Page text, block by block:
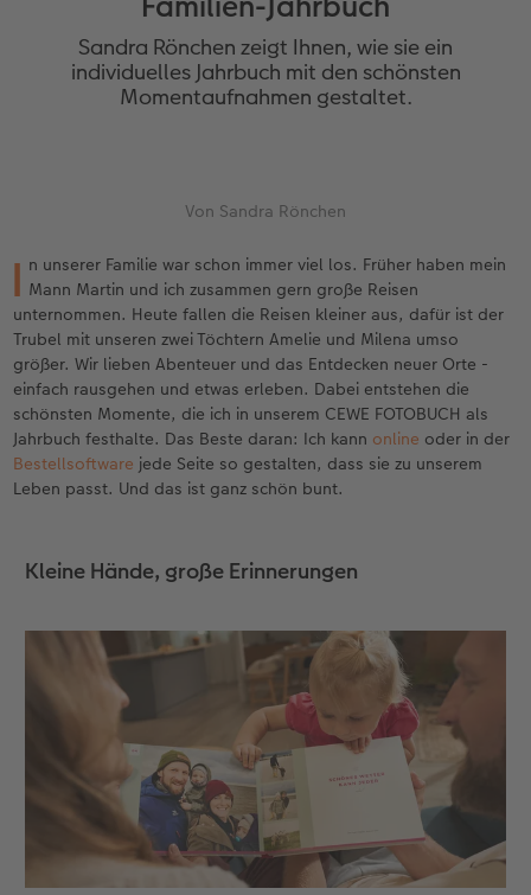
Jahrbuch gestalten
CEWE FOTOBUCH Kids
Foto-Kochbuch
Kundenbeispiele
Webinare
CEWE myPhotos
Anleitungen & Hilfe
Inspiration
Aktionen
Nature Prints
Bilderboxen
Sofortfotos
Fotos digitalisieren
CEWE myPhotos
Neuheiten
Extras
Photo Streetmap Poster
Acrylglas
Gallery Print
hexxas
Willkommensschild
Wandgestaltung
im Wunschformat
Neuheiten
Aktionen
Dankeskarten Kommunion
Dankeskarten
Klappkarten
Fotokarten
Postkarten
Karte mit Einsteckfoto
Digitale Grußkarte
CEWE myPhotos
Aktionen
Schule & Büro
Foto-Geschenkbox
Haustierwelt
Geschenkideen
CEWE myPhotos
Neuheiten
Wandkalender mit Design
NEU: Wandkalender Fineline
CEWE myPhotos
Aktionen
Frame Case
Handykette
mit Design
CEWE myPhotos
Aktionen
Neuheiten
Danke sagen
Liebe schenken
Sandra Rönchen zeigt Ihnen, wie sie ein
individuelles Jahrbuch mit den schönsten
Momentaufnahmen gestaltet.
Von Sandra Rönchen
I n unserer Familie war schon immer viel los. Früher haben mein
Mann Martin und ich zusammen gern große Reisen
unternommen. Heute fallen die Reisen kleiner aus, dafür ist der
Trubel mit unseren zwei Töchtern Amelie und Milena umso
größer. Wir lieben Abenteuer und das Entdecken neuer Orte -
einfach rausgehen und etwas erleben. Dabei entstehen die
schönsten Momente, die ich in unserem CEWE FOTOBUCH als
Jahrbuch festhalte. Das Beste daran: Ich kann online oder in der
Bestellsoftware jede Seite so gestalten, dass sie zu unserem
Leben passt. Und das ist ganz schön bunt.
Kleine Hände, große Erinnerungen